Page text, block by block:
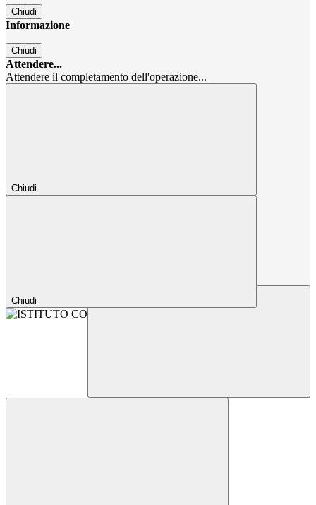
Chiudi
Informazione
Chiudi
Attendere...
Attendere il completamento dell'operazione...
Chiudi
Chiudi